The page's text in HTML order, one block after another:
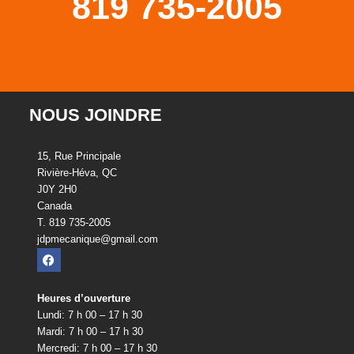
NOUS JOINDRE
15, Rue Principale
Rivière-Héva, QC
J0Y 2H0
Canada
T. 819 735-2005
jdpmecanique@gmail.com
Heures d’ouverture
Lundi: 7 h 00 – 17 h 30
Mardi: 7 h 00 – 17 h 30
Mercredi: 7 h 00 – 17 h 30